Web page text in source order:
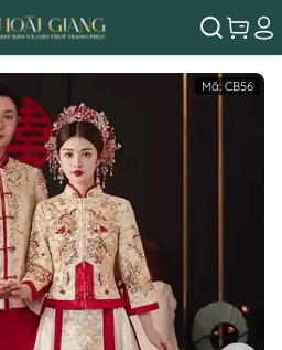
Mã: CB56